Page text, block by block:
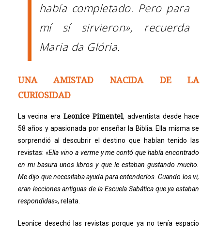
había completado. Pero para
mí sí sirvieron», recuerda
Maria da Glória.
UNA AMISTAD NACIDA DE LA
CURIOSIDAD
La vecina era Leonice Pimentel, adventista desde hace
58 años y apasionada por enseñar la Biblia. Ella misma se
sorprendió al descubrir el destino que habían tenido las
revistas: «Ella vino a verme y me contó que había encontrado
en mi basura unos libros y que le estaban gustando mucho.
Me dijo que necesitaba ayuda para entenderlos. Cuando los vi,
eran lecciones antiguas de la Escuela Sabática que ya estaban
respondidas», relata.
Leonice desechó las revistas porque ya no tenía espacio